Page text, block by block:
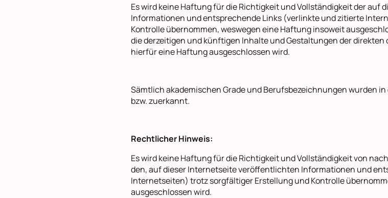
Es wird keine Haftung für die Richtigkeit und Vollständigkeit der
Informationen und entsprechende Links (verlinkte und zitierte
Kontrolle übernommen, weswegen eine Haftung insoweit
die derzeitigen und künftigen Inhalte und Gestaltungen der
hierfür eine Haftung ausgeschlossen wird.
Sämtlich akademischen Grade und Berufsbezeichnungen wurden
bzw. zuerkannt.
Rechtlicher Hinweis:
Es wird keine Haftung für die Richtigkeit und Vollständigkeit von
den, auf dieser Internetseite veröffentlichten Informationen und
Internetseiten) trotz sorgfältiger Erstellung und Kontrolle
ausgeschlossen wird.